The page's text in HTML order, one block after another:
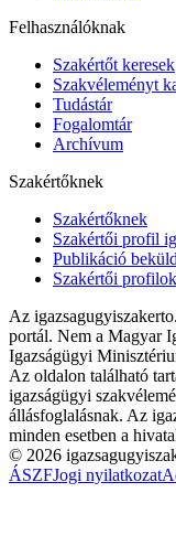
Felhasználóknak
Szakértőt keresek
Szakvéleményt
Tudástár
Fogalomtár
Archívum
Szakértőknek
Szakértőknek
Szakértői profil
Publikáció
Szakértői profilok
Az
portál. Nem a Magyar
Igazságügyi
Az oldalon található
igazságügyi
állásfoglalásnak. Az
minden esetben a
© 2026
ÁSZFJogi nyilatkozat